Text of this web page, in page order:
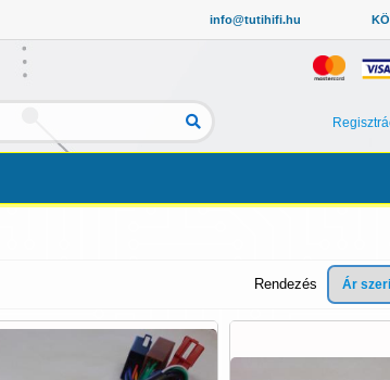
info@tutihifi.hu
Rendezés